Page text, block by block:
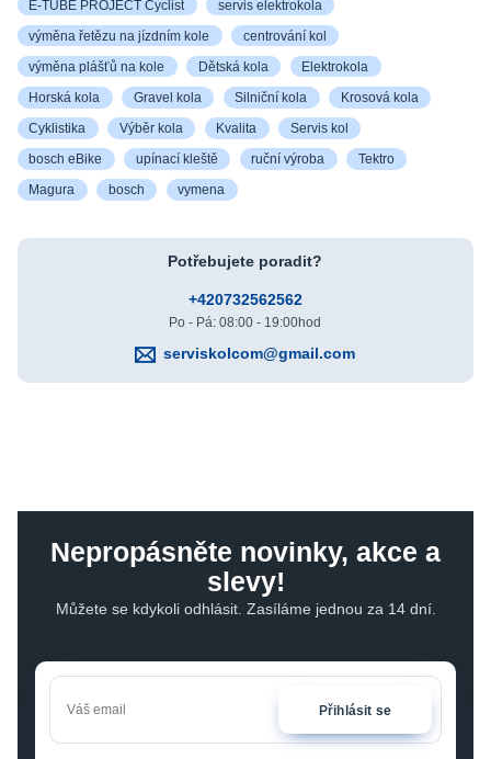
E-TUBE PROJECT Cyclist servis elektrokola
výměna řetězu na jízdním kole centrování kol
výměna plášťů na kole Dětská kola Elektrokola
Horská kola Gravel kola Silniční kola Krosová kola
Cyklistika Výběr kola Kvalita Servis kol
bosch eBike upínací kleště ruční výroba Tektro
Magura bosch vymena
Potřebujete poradit?
+420732562562
Po - Pá: 08:00 - 19:00hod
serviskolcom@gmail.com
Nepropásněte novinky, akce a
slevy!
Můžete se kdykoli odhlásit. Zasíláme jednou za 14 dní.
Přihlásit se